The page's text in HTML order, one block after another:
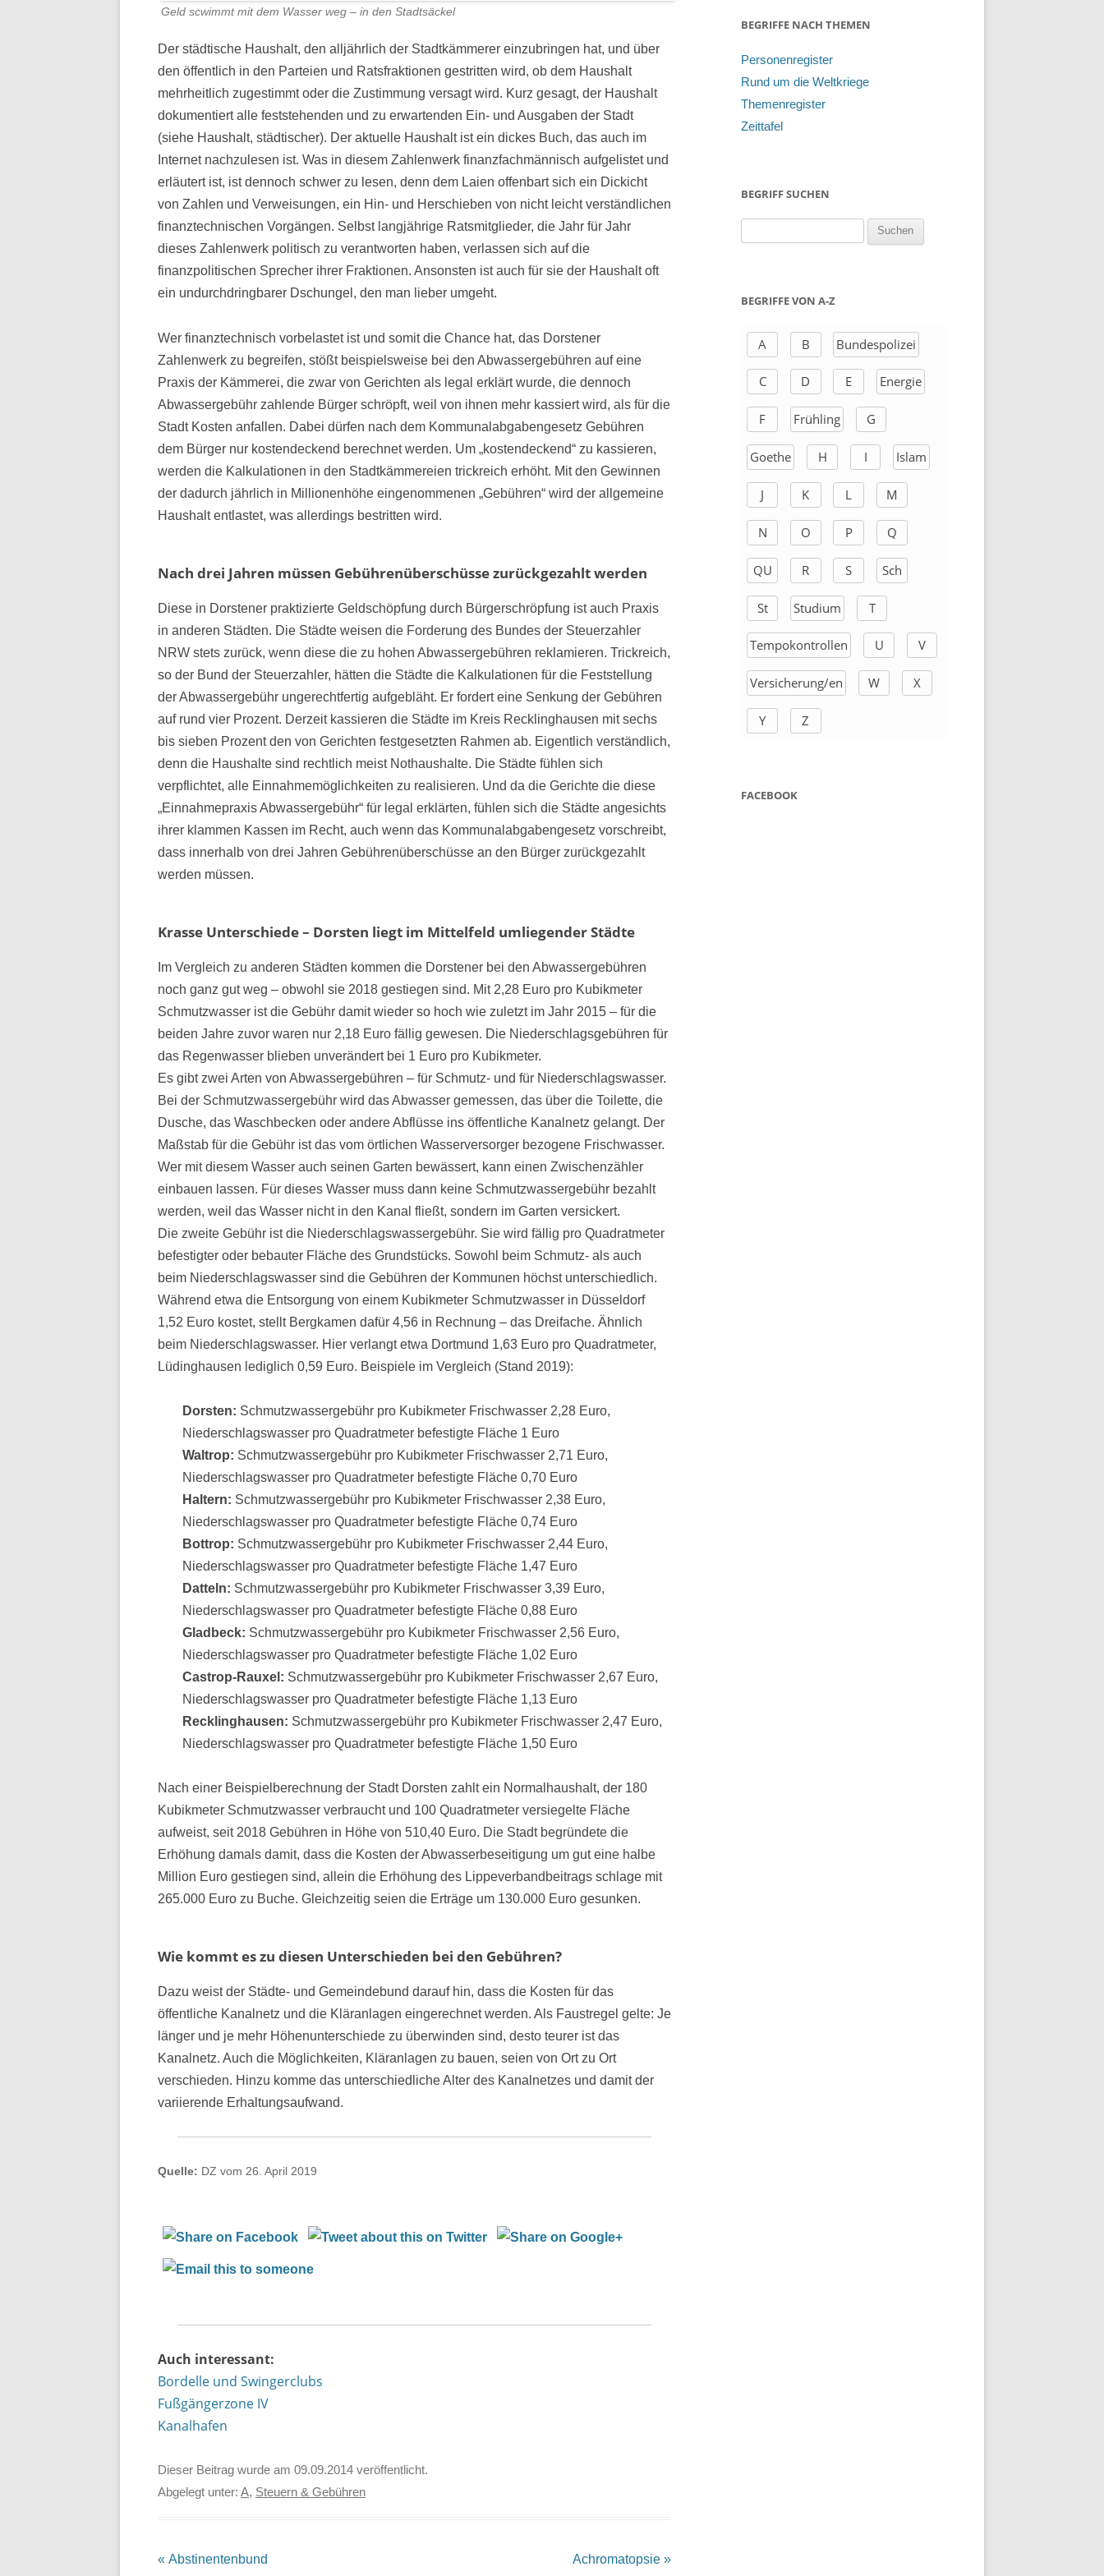
ZEITTAFEL
Geld scwimmt mit dem Wasser weg – in den Stadtsäckel
Der städtische Haushalt, den alljährlich der Stadtkämmerer einzubringen hat, und über
den öffentlich in den Parteien und Ratsfraktionen gestritten wird, ob dem Haushalt
mehrheitlich zugestimmt oder die Zustimmung versagt wird. Kurz gesagt, der Haushalt
dokumentiert alle feststehenden und zu erwartenden Ein- und Ausgaben der Stadt
(siehe Haushalt, städtischer). Der aktuelle Haushalt ist ein dickes Buch, das auch im
Internet nachzulesen ist. Was in diesem Zahlenwerk finanzfachmännisch aufgelistet und
erläutert ist, ist dennoch schwer zu lesen, denn dem Laien offenbart sich ein Dickicht
von Zahlen und Verweisungen, ein Hin- und Herschieben von nicht leicht verständlichen
finanztechnischen Vorgängen. Selbst langjährige Ratsmitglieder, die Jahr für Jahr
dieses Zahlenwerk politisch zu verantworten haben, verlassen sich auf die
finanzpolitischen Sprecher ihrer Fraktionen. Ansonsten ist auch für sie der Haushalt oft
ein undurchdringbarer Dschungel, den man lieber umgeht.
Wer finanztechnisch vorbelastet ist und somit die Chance hat, das Dorstener
Zahlenwerk zu begreifen, stößt beispielsweise bei den Abwassergebühren auf eine
Praxis der Kämmerei, die zwar von Gerichten als legal erklärt wurde, die dennoch
Abwassergebühr zahlende Bürger schröpft, weil von ihnen mehr kassiert wird, als für die
Stadt Kosten anfallen. Dabei dürfen nach dem Kommunalabgabengesetz Gebühren
dem Bürger nur kostendeckend berechnet werden. Um „kostendeckend“ zu kassieren,
werden die Kalkulationen in den Stadtkämmereien trickreich erhöht. Mit den Gewinnen
der dadurch jährlich in Millionenhöhe eingenommenen „Gebühren“ wird der allgemeine
Haushalt entlastet, was allerdings bestritten wird.
Nach drei Jahren müssen Gebührenüberschüsse zurückgezahlt werden
Diese in Dorstener praktizierte Geldschöpfung durch Bürgerschröpfung ist auch Praxis
in anderen Städten. Die Städte weisen die Forderung des Bundes der Steuerzahler
NRW stets zurück, wenn diese die zu hohen Abwassergebühren reklamieren. Trickreich,
so der Bund der Steuerzahler, hätten die Städte die Kalkulationen für die Feststellung
der Abwassergebühr ungerechtfertig aufgebläht. Er fordert eine Senkung der Gebühren
auf rund vier Prozent. Derzeit kassieren die Städte im Kreis Recklinghausen mit sechs
bis sieben Prozent den von Gerichten festgesetzten Rahmen ab. Eigentlich verständlich,
denn die Haushalte sind rechtlich meist Nothaushalte. Die Städte fühlen sich
verpflichtet, alle Einnahmemöglichkeiten zu realisieren. Und da die Gerichte die diese
„Einnahmepraxis Abwassergebühr“ für legal erklärten, fühlen sich die Städte angesichts
ihrer klammen Kassen im Recht, auch wenn das Kommunalabgabengesetz vorschreibt,
dass innerhalb von drei Jahren Gebührenüberschüsse an den Bürger zurückgezahlt
werden müssen.
Krasse Unterschiede – Dorsten liegt im Mittelfeld umliegender Städte
Im Vergleich zu anderen Städten kommen die Dorstener bei den Abwassergebühren
noch ganz gut weg – obwohl sie 2018 gestiegen sind. Mit 2,28 Euro pro Kubikmeter
Schmutzwasser ist die Gebühr damit wieder so hoch wie zuletzt im Jahr 2015 – für die
beiden Jahre zuvor waren nur 2,18 Euro fällig gewesen. Die Niederschlagsgebühren für
das Regenwasser blieben unverändert bei 1 Euro pro Kubikmeter.
Es gibt zwei Arten von Abwassergebühren – für Schmutz- und für Niederschlagswasser.
Bei der Schmutzwassergebühr wird das Abwasser gemessen, das über die Toilette, die
Dusche, das Waschbecken oder andere Abflüsse ins öffentliche Kanalnetz gelangt. Der
Maßstab für die Gebühr ist das vom örtlichen Wasserversorger bezogene Frischwasser.
Wer mit diesem Wasser auch seinen Garten bewässert, kann einen Zwischenzähler
einbauen lassen. Für dieses Wasser muss dann keine Schmutzwassergebühr bezahlt
werden, weil das Wasser nicht in den Kanal fließt, sondern im Garten versickert.
Die zweite Gebühr ist die Niederschlagswassergebühr. Sie wird fällig pro Quadratmeter
befestigter oder bebauter Fläche des Grundstücks. Sowohl beim Schmutz- als auch
beim Niederschlagswasser sind die Gebühren der Kommunen höchst unterschiedlich.
Während etwa die Entsorgung von einem Kubikmeter Schmutzwasser in Düsseldorf
1,52 Euro kostet, stellt Bergkamen dafür 4,56 in Rechnung – das Dreifache. Ähnlich
beim Niederschlagswasser. Hier verlangt etwa Dortmund 1,63 Euro pro Quadratmeter,
Lüdinghausen lediglich 0,59 Euro. Beispiele im Vergleich (Stand 2019):
Dorsten: Schmutzwassergebühr pro Kubikmeter Frischwasser 2,28 Euro,
Niederschlagswasser pro Quadratmeter befestigte Fläche 1 Euro
Waltrop: Schmutzwassergebühr pro Kubikmeter Frischwasser 2,71 Euro,
Niederschlagswasser pro Quadratmeter befestigte Fläche 0,70 Euro
Haltern: Schmutzwassergebühr pro Kubikmeter Frischwasser 2,38 Euro,
Niederschlagswasser pro Quadratmeter befestigte Fläche 0,74 Euro
Bottrop: Schmutzwassergebühr pro Kubikmeter Frischwasser 2,44 Euro,
Niederschlagswasser pro Quadratmeter befestigte Fläche 1,47 Euro
Datteln: Schmutzwassergebühr pro Kubikmeter Frischwasser 3,39 Euro,
Niederschlagswasser pro Quadratmeter befestigte Fläche 0,88 Euro
Gladbeck: Schmutzwassergebühr pro Kubikmeter Frischwasser 2,56 Euro,
Niederschlagswasser pro Quadratmeter befestigte Fläche 1,02 Euro
Castrop-Rauxel: Schmutzwassergebühr pro Kubikmeter Frischwasser 2,67 Euro,
Niederschlagswasser pro Quadratmeter befestigte Fläche 1,13 Euro
Recklinghausen: Schmutzwassergebühr pro Kubikmeter Frischwasser 2,47 Euro,
Niederschlagswasser pro Quadratmeter befestigte Fläche 1,50 Euro
Nach einer Beispielberechnung der Stadt Dorsten zahlt ein Normalhaushalt, der 180
Kubikmeter Schmutzwasser verbraucht und 100 Quadratmeter versiegelte Fläche
aufweist, seit 2018 Gebühren in Höhe von 510,40 Euro. Die Stadt begründete die
Erhöhung damals damit, dass die Kosten der Abwasserbeseitigung um gut eine halbe
Million Euro gestiegen sind, allein die Erhöhung des Lippeverbandbeitrags schlage mit
265.000 Euro zu Buche. Gleichzeitig seien die Erträge um 130.000 Euro gesunken.
Wie kommt es zu diesen Unterschieden bei den Gebühren?
Dazu weist der Städte- und Gemeindebund darauf hin, dass die Kosten für das
öffentliche Kanalnetz und die Kläranlagen eingerechnet werden. Als Faustregel gelte: Je
länger und je mehr Höhenunterschiede zu überwinden sind, desto teurer ist das
Kanalnetz. Auch die Möglichkeiten, Kläranlagen zu bauen, seien von Ort zu Ort
verschieden. Hinzu komme das unterschiedliche Alter des Kanalnetzes und damit der
variierende Erhaltungsaufwand.
Quelle: DZ vom 26. April 2019
Auch interessant:
Bordelle und Swingerclubs
Fußgängerzone IV
Kanalhafen
Dieser Beitrag wurde am 09.09.2014 veröffentlicht.
Abgelegt unter: A, Steuern & Gebühren
Beitrags-
« Abstinentenbund Achromatopsie »
BEGRIFFE NACH THEMEN
Personenregister
Rund um die Weltkriege
Themenregister
Zeittafel
BEGRIFF SUCHEN
h
h
BEGRIFFE VON A-Z
A B Bundespolizei
C D E Energie
F Frühling G
Goethe H I Islam
J K L M
N O P Q
QU R S Sch
St Studium T
Tempokontrollen U V
Versicherung/en W X
Y Z
FACEBOOK